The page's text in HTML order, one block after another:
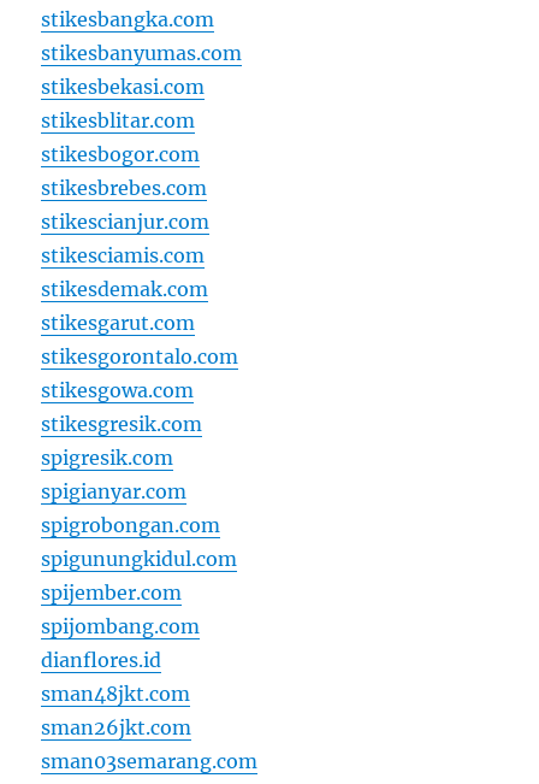
stikesbangka.com
stikesbanyumas.com
stikesbekasi.com
stikesblitar.com
stikesbogor.com
stikesbrebes.com
stikescianjur.com
stikesciamis.com
stikesdemak.com
stikesgarut.com
stikesgorontalo.com
stikesgowa.com
stikesgresik.com
spigresik.com
spigianyar.com
spigrobongan.com
spigunungkidul.com
spijember.com
spijombang.com
dianflores.id
sman48jkt.com
sman26jkt.com
sman03semarang.com